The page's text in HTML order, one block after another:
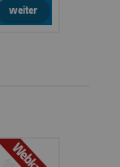
weiter